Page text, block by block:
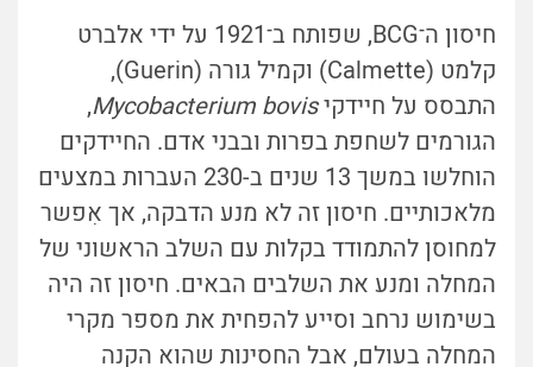
חיסון ה־BCG, שפותח ב־1921 על ידי אלברט
קלמט (Calmette) וקמיל גורה (Guerin),
התבסס על חיידקיMycobacterium bovis
,
הגורמים לשחפת בפרות ובבני אדם. החיידקים
הוחלשו במשך 13 שנים ב-230 העברות במצעים
מלאכותיים. חיסון זה לא מנע הדבקה, אך אִפשר
למחוסן להתמודד בקלות עם השלב הראשוני של
המחלה ומנע את השלבים הבאים. חיסון זה היה
בשימוש נרחב וסייע להפחית את מספר מקרי
המחלה בעולם, אבל החסינות שהוא הקנה